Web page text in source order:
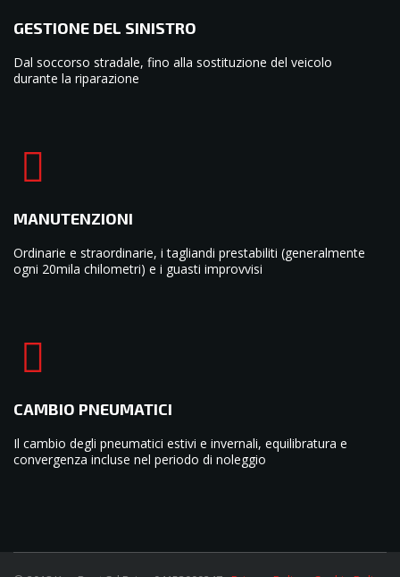
GESTIONE DEL SINISTRO
Dal soccorso stradale, fino alla sostituzione del veicolo
durante la riparazione
MANUTENZIONI
Ordinarie e straordinarie, i tagliandi prestabiliti (generalmente
ogni 20mila chilometri) e i guasti improvvisi
CAMBIO PNEUMATICI
Il cambio degli pneumatici estivi e invernali, equilibratura e
convergenza incluse nel periodo di noleggio